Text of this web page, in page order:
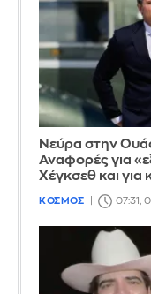
Νεύρα στην
Αναφορές για
Χέγκσεθ και για
ΚΟΣΜΟΣ 07:31,